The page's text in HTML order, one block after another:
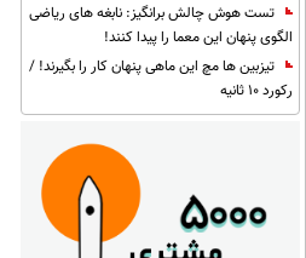
تست هوش چالش برانگیز: نابغه های ریاضی
الگوی پنهان این معما را پیدا کنند!
تیزبین ها مچ این ماهی پنهان کار را بگیرند! /
رکورد 10 ثانیه